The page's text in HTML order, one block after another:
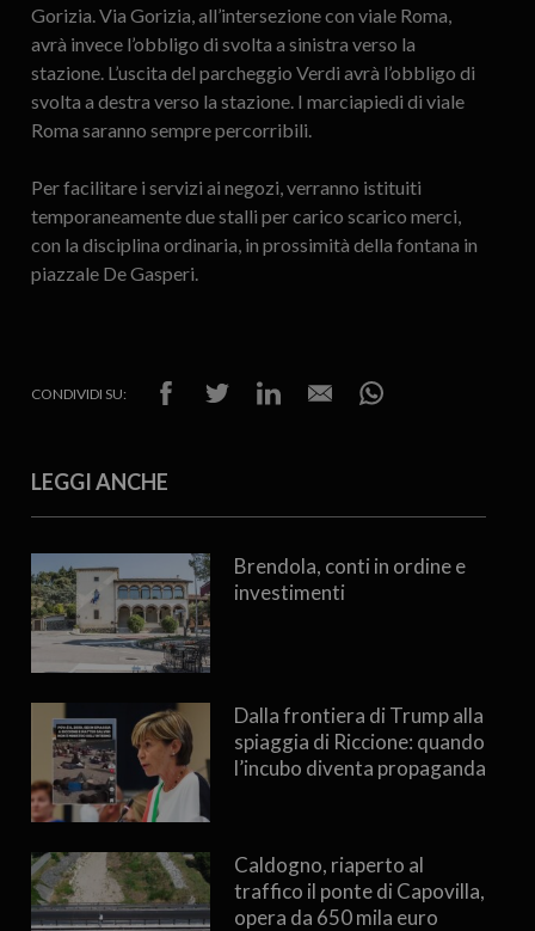
Gorizia. Via Gorizia, all’intersezione con viale Roma,
avrà invece l’obbligo di svolta a sinistra verso la
stazione. L’uscita del parcheggio Verdi avrà l’obbligo di
svolta a destra verso la stazione. I marciapiedi di viale
Roma saranno sempre percorribili.
Per facilitare i servizi ai negozi, verranno istituiti
temporaneamente due stalli per carico scarico merci,
con la disciplina ordinaria, in prossimità della fontana in
piazzale De Gasperi.
CONDIVIDI SU:
LEGGI ANCHE
Brendola, conti in ordine e
investimenti
Dalla frontiera di Trump alla
spiaggia di Riccione: quando
l’incubo diventa propaganda
Caldogno, riaperto al
traffico il ponte di Capovilla,
opera da 650 mila euro